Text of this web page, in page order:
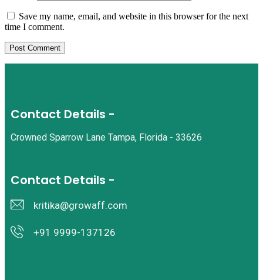
Save my name, email, and website in this browser for the next
time I comment.
Contact Details -
Crowned Sparrow Lane Tampa, Florida - 33626
Contact Details -
kritika@growaff.com
+91 9999-137126